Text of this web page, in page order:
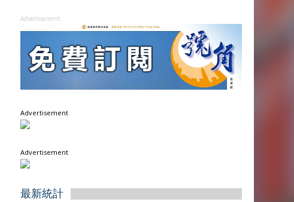
Advertisement
Advertisement
Advertisement
最新統計